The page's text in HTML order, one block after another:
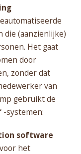
die (aanzienlijke)
Het gaat
door
zonder dat
van
gebruikt de
-systemen:
software
het